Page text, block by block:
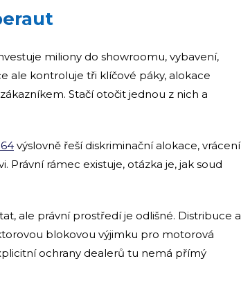
miliony do showroomu, vybavení,
ale kontroluje tři klíčové páky, alokace
Stačí otočit jednou z nich a
výslovně řeší diskriminační alokace, vrácení
rámec existuje, otázka je, jak soud
ale právní prostředí je odlišné. Distribuce a
blokovou výjimku pro motorová
ochrany dealerů tu nemá přímý